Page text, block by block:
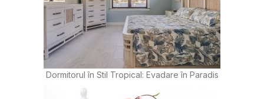
Dormitorul în Stil Tropical: Evadare în Paradis